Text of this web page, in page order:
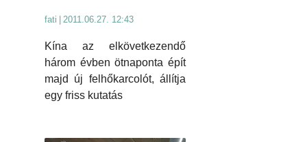
fati 2011.06.27. 12:43
Kína az elkövetkezendő
három évben ötnaponta épít
majd új felhőkarcolót, állítja
egy friss kutatás